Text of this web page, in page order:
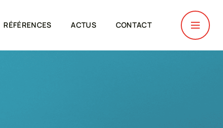
RÉFÉRENCES ACTUS CONTACT